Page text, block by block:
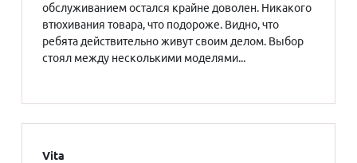
обслуживанием остался крайне доволен. Никакого
втюхивания товара, что подороже. Видно, что
ребята действительно живут своим делом. Выбор
стоял между несколькими моделями...
Vita